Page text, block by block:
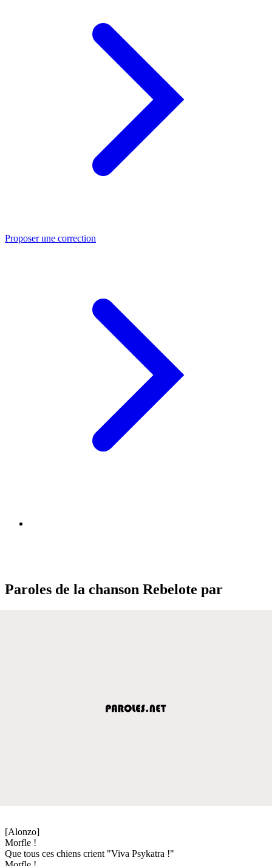
Proposer une correction
Paroles de la chanson Rebelote par
[Alonzo]
Morfle !
Que tous ces chiens crient "Viva Psykatra !"